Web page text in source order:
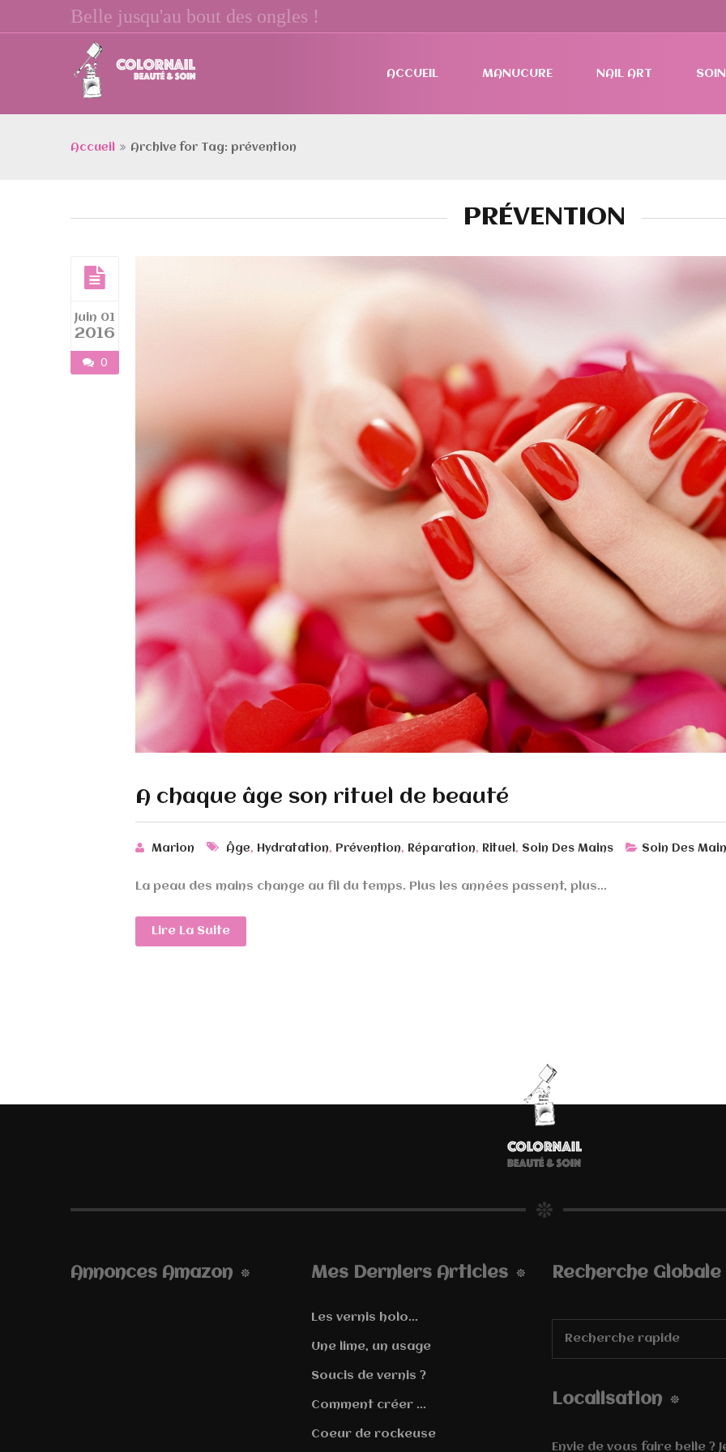
Belle jusqu'au bout des ongles !
ACCUEIL MANUCURE NAIL ART
Accueil Archive for Tag: prévention
PRÉVENTION
Juin 01
2016
0
A chaque âge son rituel de beauté
Marion Âge, Hydratation, Prévention, Réparation, Rituel , Soin Des Mains Soin Des
La peau des mains change au fil du temps. Plus les années passent, plus...
Lire La Suite
Annonces Amazon Mes Derniers Articles
Les vernis holo...
Une lime, un usage
Soucis de vernis ?
Comment créer ...
Coeur de rockeuse
Recherche Globale
Localisation
Envie de vous faire belle ?